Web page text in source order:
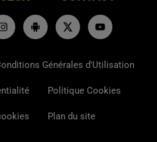
Générales d'Utilisation
Politique Cookies
Plan du site